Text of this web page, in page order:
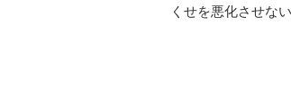
くせを悪化させな